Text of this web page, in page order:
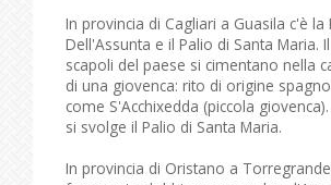
In provincia di Cagliari a Guasila c'è la
Dell'Assunta e il Palio di Santa Maria.
scapoli del paese si cimentano nella
di una giovenca: rito di origine
come S'Acchixedda (piccola
si svolge il Palio di Santa Maria.
In provincia di Oristano a